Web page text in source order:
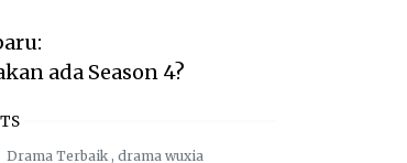
ada Season 4?
Drama Terbaik , drama wuxia